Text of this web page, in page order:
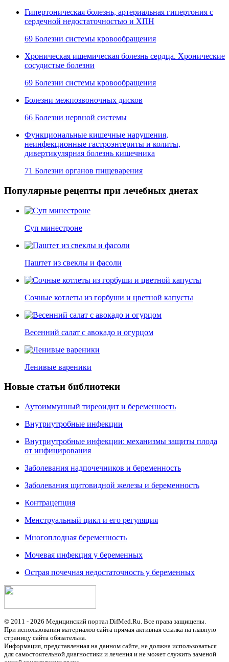
Гипертоническая болезнь, артериальная гипертония с
сердечной недостаточностью и ХПН
69 Болезни системы кровообращения
Хроническая ишемическая болезнь сердца. Хронические
сосудистые болезни
69 Болезни системы кровообращения
Болезни межпозвоночных дисков
66 Болезни нервной системы
Функциональные кишечные нарушения,
неинфекционные гастроэнтериты и колиты,
дивертикулярная болезнь кишечника
71 Болезни органов пищеварения
Популярные рецепты при лечебных диетах
Суп минестроне
Паштет из свеклы и фасоли
Сочные котлеты из горбуши и цветной капусты
Весенний салат с авокадо и огурцом
Ленивые вареники
Новые статьи библиотеки
Аутоиммунный тиреоидит и беременность
Внутриутробные инфекции
Внутриутробные инфекции: механизмы защиты плода
от инфицирования
Заболевания надпочечников и беременность
Заболевания щитовидной железы и беременность
Контрацепция
Менструальный цикл и его регуляция
Многоплодная беременность
Мочевая инфекция у беременных
Острая почечная недостаточность у беременных
© 2011 - 2026 Медицинский портал DifMed.Ru. Все права защищены.
При использовании материалов сайта прямая активная ссылка на главную
страницу сайта обязательна.
Информация, представленная на данном сайте, не должна использоваться
для самостоятельной диагностики и лечения и не может служить заменой